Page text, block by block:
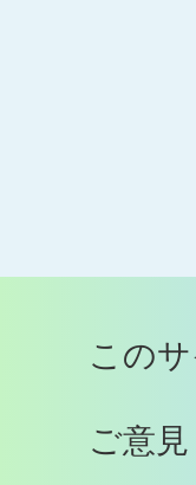
この
ご意